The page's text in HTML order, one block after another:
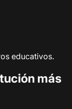
educativos.
más